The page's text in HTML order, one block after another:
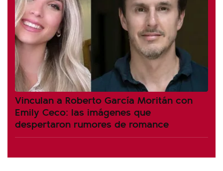
Vinculan a Roberto García Moritán con
Emily Ceco: las imágenes que
despertaron rumores de romance